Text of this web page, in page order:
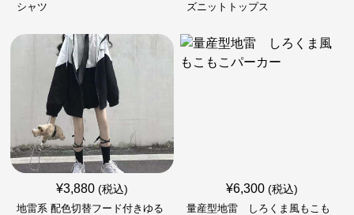
シャツ
ズニットトップス
¥3,880 (税込)
地雷系 配色切替フード付きゆる
¥6,300 (税込)
量産型地雷 しろくま風もこも